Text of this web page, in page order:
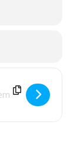
vendredi -- Apéro